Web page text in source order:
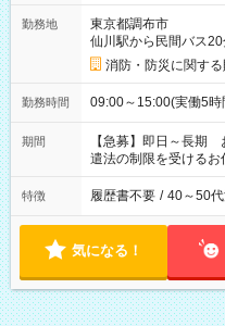
勤務地
東京都調布市
仙川駅から民間バス
消防・防災に関する
勤務時間 09:00～15:00(実働5
期間
【急募】即日～長期
遣法の制限を受ける
特徴 履歴書不要 / 40～50
気になる！